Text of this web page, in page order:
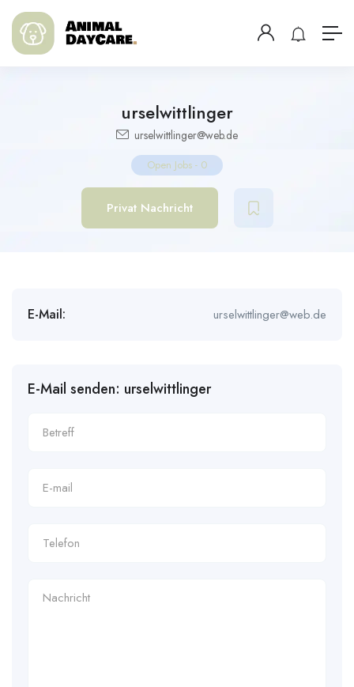
urselwittlinger
urselwittlinger@web.de
Open Jobs - 0
Privat Nachricht
E-Mail: urselwittlinger@web.de
E-Mail senden: urselwittlinger